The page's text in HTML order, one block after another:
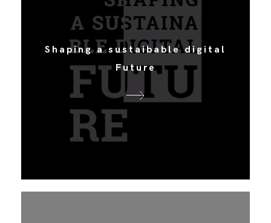
Shaping a sustaibable digital
Future